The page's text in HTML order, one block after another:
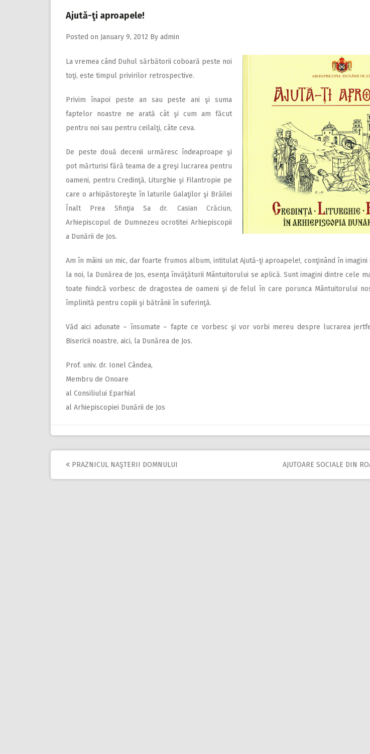
Ajută-ţi aproapele!
Posted on January 9, 2012 By admin
La vremea când Duhul sărbătorii coboară peste noi
toţi, este timpul privirilor retrospective.
Privim înapoi peste an sau peste ani şi suma
faptelor noastre ne arată cât şi cum am făcut
pentru noi sau pentru ceilalţi, câte ceva.
De peste două decenii urmăresc îndeaproape şi
pot mărturisi fără teama de a greşi lucrarea pentru
oameni, pentru Credinţă, Liturghie şi Filantropie pe
care o arhipăstoreşte în laturile Galaţilor şi Brăilei
Înalt Prea Sfinţia Sa dr. Casian Crăciun,
Arhiepiscopul de Dumnezeu ocrotitei Arhiepiscopii
a Dunării de Jos.
Am în mâini un mic, dar foarte frumos album, intitulat Ajută-ţi aproapele!, conţinând în
la noi, la Dunărea de Jos, esenţa învăţăturii Mântuitorului se aplică. Sunt imagini dintre cele
toate fiindcă vorbesc de dragostea de oameni şi de felul în care porunca Mântuitorului
împlinită pentru copiii şi bătrânii în suferinţă.
Văd aici adunate – însumate – fapte ce vorbesc şi vor vorbi mereu despre lucrarea
Bisericii noastre, aici, la Dunărea de Jos.
Prof. univ. dr. Ionel Cândea,
Membru de Onoare
al Consiliului Eparhial
al Arhiepiscopiei Dunării de Jos
Post
PRAZNICUL NAŞTERII DOMNULUI AJUTOARE SOCIALE DIN